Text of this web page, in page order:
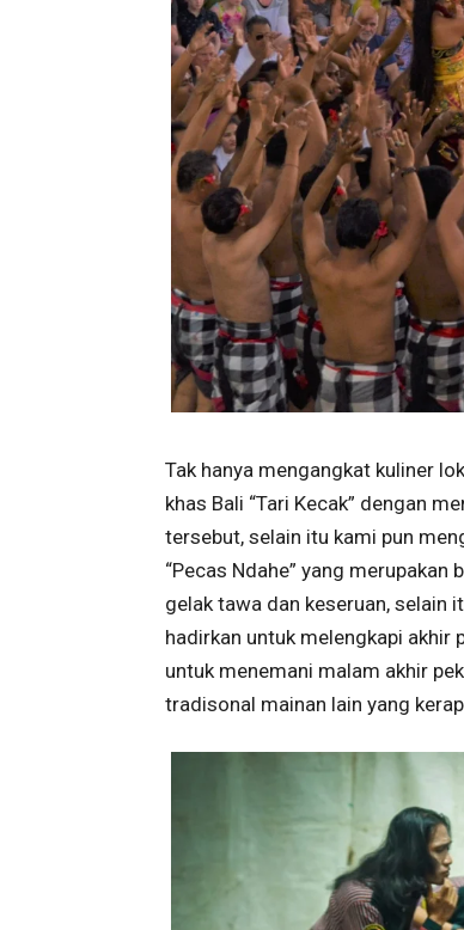
Tak hanya mengangkat kuliner
khas Bali “Tari Kecak” dengan
tersebut, selain itu kami pun
“Pecas Ndahe” yang
gelak tawa dan keseruan, selain
hadirkan untuk melengkapi akhir
untuk menemani malam akhir
tradisonal mainan lain yang